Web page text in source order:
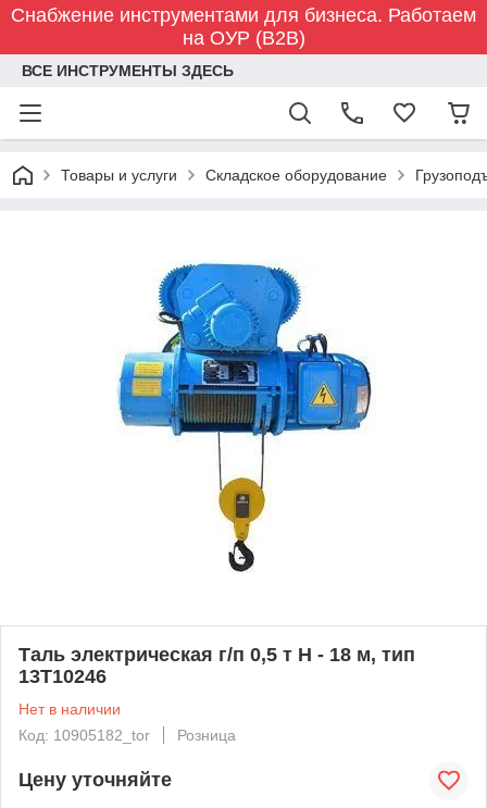
Снабжение инструментами для бизнеса. Работаем
на ОУР (B2B)
ВСЕ ИНСТРУМЕНТЫ ЗДЕСЬ
Товары и услуги Складское оборудование
Таль электрическая г/п 0,5 т Н - 18 м, тип
13Т10246
Нет в наличии
Код: 10905182_tor
Розница
Цену уточняйте